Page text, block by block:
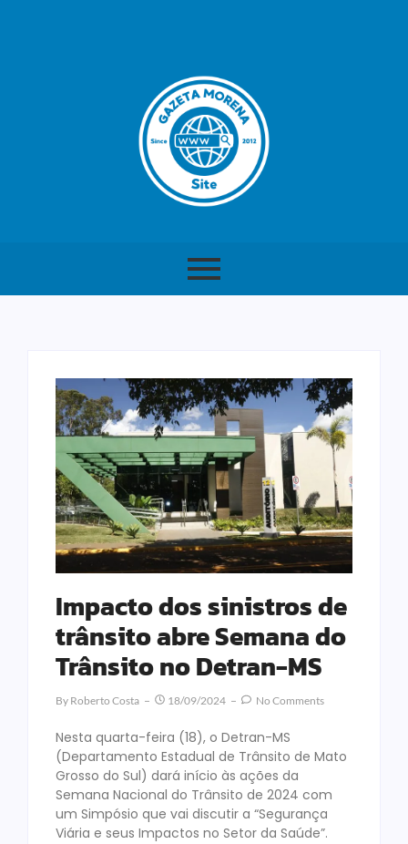
Impacto dos sinistros de
trânsito abre Semana do
Trânsito no Detran-MS
By Roberto Costa 18/09/2024 No Comments
Nesta quarta-feira (18), o Detran-MS
(Departamento Estadual de Trânsito de Mato
Grosso do Sul) dará início às ações da
Semana Nacional do Trânsito de 2024 com
um Simpósio que vai discutir a “Segurança
Viária e seus Impactos no Setor da Saúde”.